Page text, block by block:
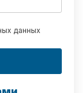
данных